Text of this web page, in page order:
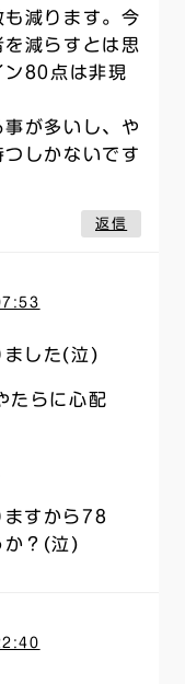
減ります。今
減らすとは思
ン80点は非現
が多いし、や
しかないです
返信
ました(泣)
たらに心配
ますから78
か？(泣)